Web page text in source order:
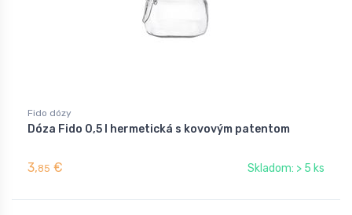
Fido dózy
Dóza Fido 0,5 l hermetická s kovovým patentom
3,85 € Skladom: > 5 ks